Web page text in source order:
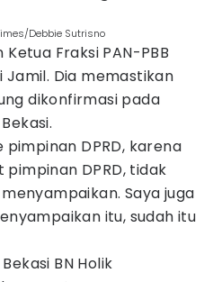
Debbie Sutrisno
Fraksi PAN-PBB
Jamil. Dia memastikan
dikonfirmasi pada
DPRD, karena
DPRD, tidak
Saya juga
itu, sudah itu
BN Holik